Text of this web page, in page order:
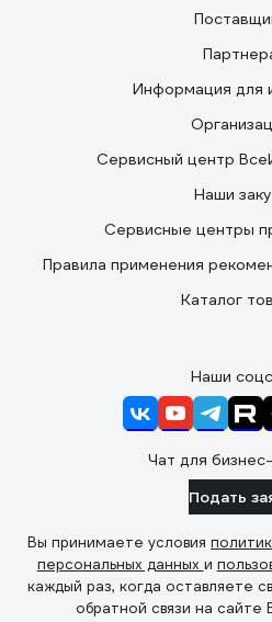
Информация для
Сервисный центр
Наши
Сервисные центры
Правила применения
Каталог
Наши
Чат для
Подать
Вы принимаете условия
персональных данных и
каждый раз, когда оставляете
обратной связи на сайте